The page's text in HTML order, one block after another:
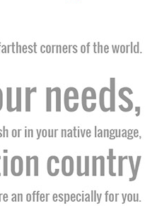
9,99 zł z VAT
11,00 zł netto
13,53 zł z VAT